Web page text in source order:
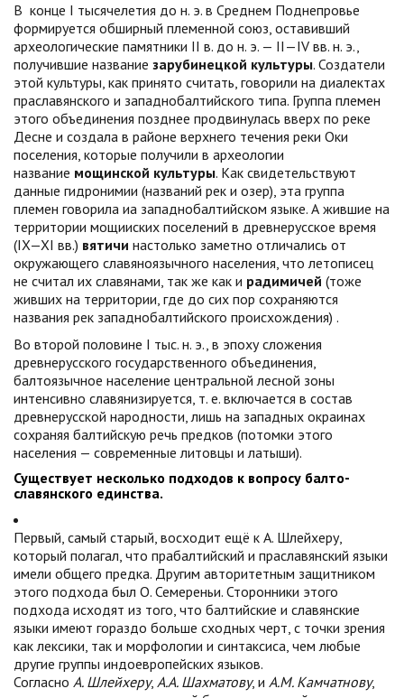
В конце I тысячелетия до н. э. в Среднем Поднепровье
формируется обширный племенной союз, оставивший
археологические памятники II в. до н. э. — II—IV вв. н. э.,
получившие название зарубинецкой культуры. Создатели
этой культуры, как принято считать, говорили на диалектах
праславянского и западнобалтийского типа. Группа племен
этого объединения позднее продвинулась вверх по реке
Десне и создала в районе верхнего течения реки Оки
поселения, которые получили в археологии
название мощинской культуры. Как свидетельствуют
данные гидронимии (названий рек и озер), эта группа
племен говорила иа западнобалтийском языке. А жившие на
территории мощииских поселений в древнерусское время
(IX—XI вв.) вятичи настолько заметно отличались от
окружающего славяноязычного населения, что летописец
не считал их славянами, так же как и радимичей (тоже
живших на территории, где до сих пор сохраняются
названия рек западнобалтийского происхождения) .
Во второй половине I тыс. н. э., в эпоху сложения
древнерусского государственного объединения,
балтоязычное население центральной лесной зоны
интенсивно славянизируется, т. е. включается в состав
древнерусской народности, лишь на западных окраинах
сохраняя балтийскую речь предков (потомки этого
населения — современные литовцы и латыши).
Существует несколько подходов к вопросу балто-
славянского единства.
Первый, самый старый, восходит ещё к А. Шлейхеру,
который полагал, что прабалтийский и праславянский языки
имели общего предка. Другим авторитетным защитником
этого подхода был О. Семереньи. Сторонники этого
подхода исходят из того, что балтийские и славянские
языки имеют гораздо больше сходных черт, с точки зрения
как лексики, так и морфологии и синтаксиса, чем любые
другие группы индоевропейских языков.
Согласно А. Шлейхеру, А.А. Шахматову, и А.М. Камчатнову,